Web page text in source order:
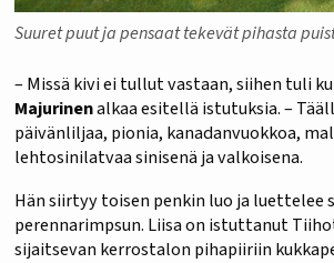
Suuret puut ja pensaat tekevät pihasta
– Missä kivi ei tullut vastaan, siihen tuli
Majurinenalkaa esitellä istutuksia. –
päivänliljaa, pionia, kanadanvuokkoa,
lehtosinilatvaa sinisenä ja valkoisena.
Hän siirtyy toisen penkin luo ja luettelee
perennarimpsun. Liisa on istuttanut
sijaitsevan kerrostalon pihapiiriin